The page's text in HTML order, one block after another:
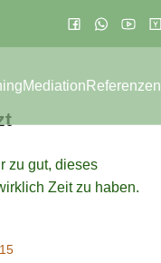
Mediation Referenzen
zu gut, dieses
Zeit zu haben.